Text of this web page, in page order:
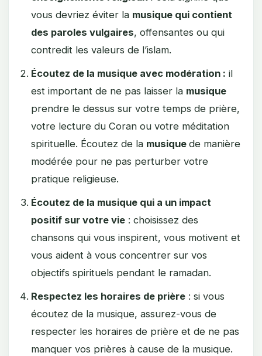
vous devriez éviter la musique qui contient
des paroles vulgaires, offensantes ou qui
contredit les valeurs de l’islam.
Écoutez de la musique avec modération : il
est important de ne pas laisser la musique
prendre le dessus sur votre temps de prière,
votre lecture du Coran ou votre méditation
spirituelle. Écoutez de la musique de manière
modérée pour ne pas perturber votre
pratique religieuse.
Écoutez de la musique qui a un impact
positif sur votre vie : choisissez des
chansons qui vous inspirent, vous motivent et
vous aident à vous concentrer sur vos
objectifs spirituels pendant le ramadan.
Respectez les horaires de prière : si vous
écoutez de la musique, assurez-vous de
respecter les horaires de prière et de ne pas
manquer vos prières à cause de la musique.